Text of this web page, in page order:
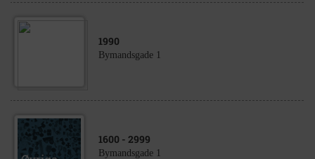
1990
Bymandsgade 1
1600 - 2999
Bymandsgade 1